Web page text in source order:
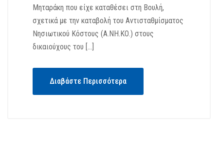
Μηταράκη που είχε καταθέσει στη Βουλή,
σχετικά με την καταβολή του Αντισταθμίσματος
Νησιωτικού Κόστους (Α.ΝΗ.ΚΟ.) στους
δικαιούχους του […]
Διαβάστε Περισσότερα